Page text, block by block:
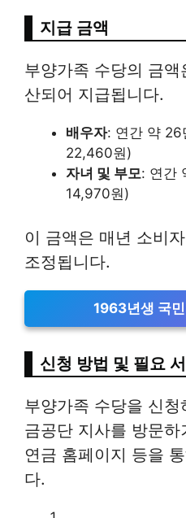
지급 금액
부양가족 수당의 금
산되어 지급됩니다.
배우자: 연간 약
22,460원)
자녀 및 부모: 연간
14,970원)
이 금액은 매년 소비
조정됩니다.
1963년생 국
신청 방법 및 필요
부양가족 수당을 신
금공단 지사를 방문
연금 홈페이지 등을
다.